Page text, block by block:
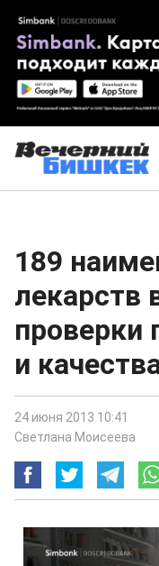
189
лекарств
проверки
и
24 июня 2013 10:41
Светлана Моисеева